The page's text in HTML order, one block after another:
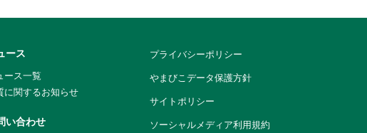
ース
ース一覧
に関するお知らせ
い合わせ
プライバシーポリシー
やまびこデータ保護方針
サイトポリシー
ソーシャルメディア利用規約